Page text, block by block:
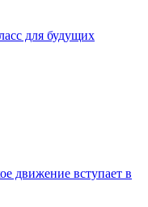
для будущих
движение вступает в